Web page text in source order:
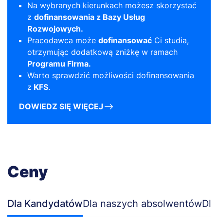
Na wybranych kierunkach możesz skorzystać
z dofinansowania z Bazy Usług
Rozwojowych.
Pracodawca może dofinansować Ci studia,
otrzymując dodatkową zniżkę w ramach
Programu Firma.
Warto sprawdzić możliwości dofinansowania
z KFS.
DOWIEDZ SIĘ WIĘCEJ
Ceny
Dla KandydatówDla naszych absolwentów